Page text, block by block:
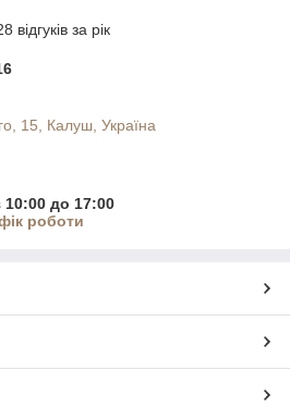
за рік
15, Калуш, Україна
10:00 до 17:00
роботи